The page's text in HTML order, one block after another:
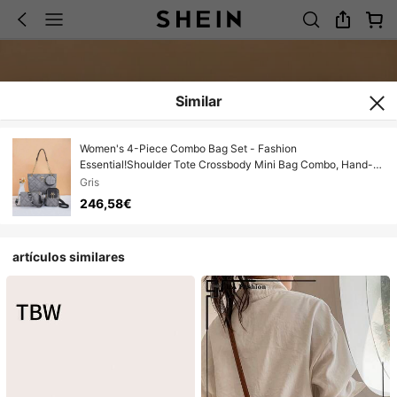
Similar
Women's 4-Piece Combo Bag Set - Fashion
Essential!Shoulder Tote Crossbody Mini Bag Combo, Hand-
Held & Crossbody Versatile, Stylish & Spacious, Suitable For
Various Occasions, Hot-Selling Cross-Border Product
Gris
246,58€
artículos similares